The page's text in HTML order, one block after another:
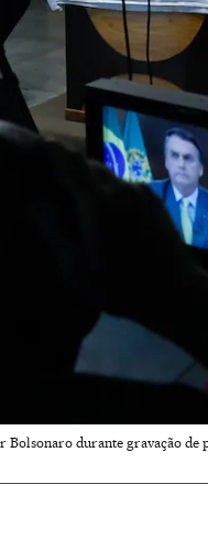
Bolsonaro durante gravação de